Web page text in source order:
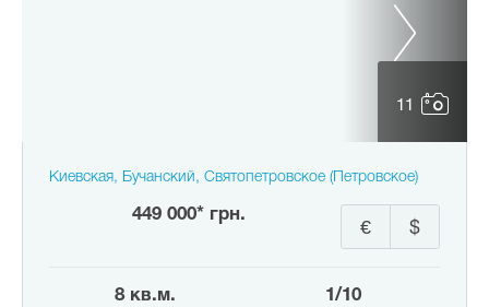
11
Киевская, Бучанский, Святопетровское (Петровское)
449 000* грн.
$
€
8 кв.м. 1/10